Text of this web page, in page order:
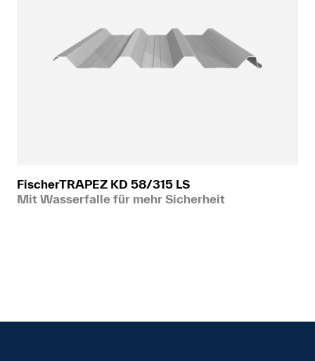
FischerTRAPEZ KD 58/315 LS
Mit Wasserfalle für mehr Sicherheit